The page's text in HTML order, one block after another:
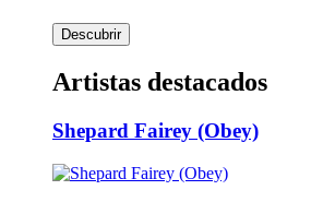
Descubrir
Artistas destacados
Shepard Fairey (Obey)